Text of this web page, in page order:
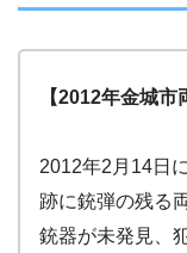
【2012年金城市
2012年2月14日
跡に銃弾の残る
銃器が未発見、